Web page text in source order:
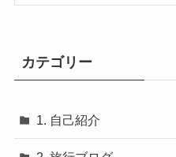
カテゴリー
1. 自己紹介